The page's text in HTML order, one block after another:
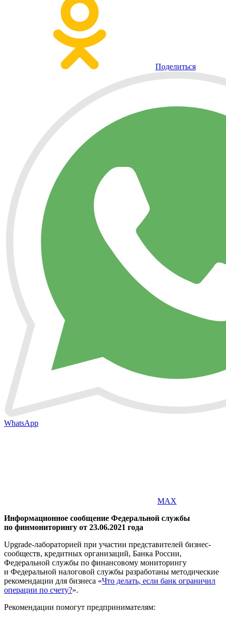
Поделиться
WhatsApp
MAX
Информационное сообщение Федеральной службы
по финмониторингу от 23.06.2021 года
Upgrade-лабораторией при участии представителей бизнес-
сообществ, кредитных организаций, Банка России,
Федеральной службы по финансовому мониторингу
и Федеральной налоговой службы разработаны методические
рекомендации для бизнеса «Что делать, если банк ограничил
операции по счету?».
Рекомендации помогут предпринимателям: